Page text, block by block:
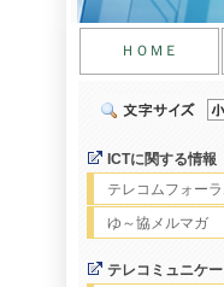
ＨＯＭＥ
ICTに関する情報
テレコムフォー
ゆ～協メルマガ
テレコミュニケ